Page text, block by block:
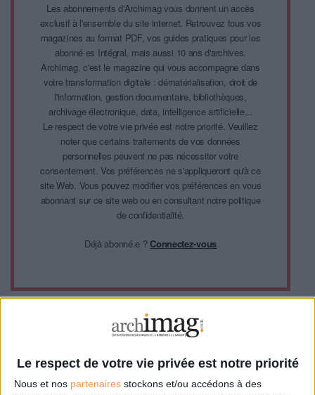
Le respect de votre vie privée est notre priorité
Nous et nos partenaires stockons et/ou accédons à des
Les abonnements d'Archimag vous donnent un accès
exclusif à l'ensemble du site internet. Retrouvez tous vos
magazines au format PDF, vos guides pratiques pour les
abonné·es Intégral, mais aussi 10 ans d'archives.
Archimag, c'est le magazine qui vous accompagne dans
votre transformation digitale : dématérialisation, droit de
l'information, gestion documentaire, bibliothèques,
archivage électronique, data, intelligence artificielle...
Le respect de votre vie privée est notre priorité. Veuillez
noter que certains traitements de vos données
personnelles peuvent ne pas nécessiter votre
consentement. Vos préférences ne s'appliqueront qu'à ce
site Web. Vous pouvez modifier vos préférences en vous
abonnant sur ce site web ou en consultant notre politique
de confidentialité.
Déjà abonné.e ?Connectez-vous
0 Commentaire